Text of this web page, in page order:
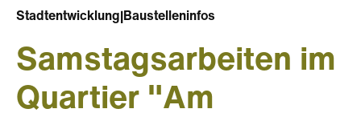
Stadtentwicklung Baustelleninfos
Samstagsarbeiten im
Quartier "Am